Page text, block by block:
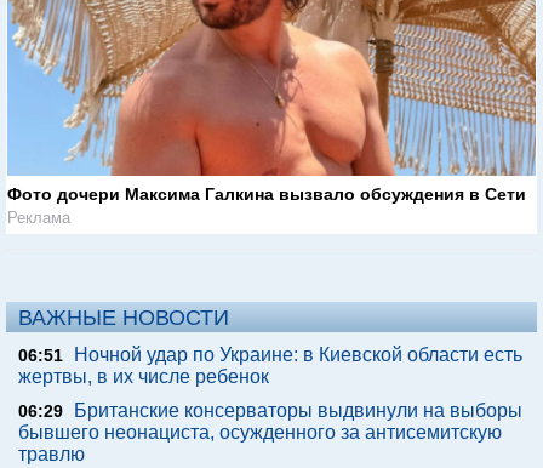
Фото дочери Максима Галкина вызвало обсуждения в Сети
Реклама
ВАЖНЫЕ НОВОСТИ
06:51
Ночной удар по Украине: в Киевской области есть
жертвы, в их числе ребенок
06:29
Британские консерваторы выдвинули на выборы
бывшего неонациста, осужденного за антисемитскую
травлю